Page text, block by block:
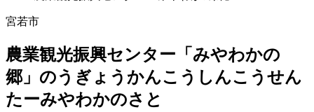
宮若市
農業観光振興センター「みやわかの
郷」 のうぎょうかんこうしんこうせん
たーみやわかのさと